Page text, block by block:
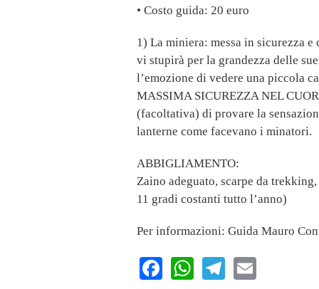
• Costo guida: 20 euro
1) La miniera: messa in sicurezza
vi stupirà per la grandezza delle
l’emozione di vedere una piccola
MASSIMA SICUREZZA NEL
(facoltativa) di provare la
lanterne come facevano i minatori.
ABBIGLIAMENTO:
Zaino adeguato, scarpe da
11 gradi costanti tutto l’anno)
Per informazioni: Guida Mauro
Facebook
WhatsApp
Telegram